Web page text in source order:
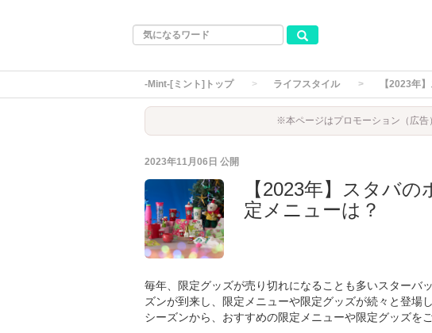
-Mint-[ミント]トップ ライフスタイル 【2023年
※本ページはプロモーション（広告
2023年11月06日 公開
【2023年】スタバ
定メニューは？
毎年、限定グッズが売り切れになることも多いスターバ
ズンが到来し、限定メニューや限定グッズが続々と登場
シーズンから、おすすめの限定メニューや限定グッズをご